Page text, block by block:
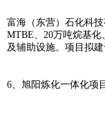
富海（东营）石化科
MTBE、20万吨烷基化
及辅助设施。项目拟
6、旭阳炼化一体化项